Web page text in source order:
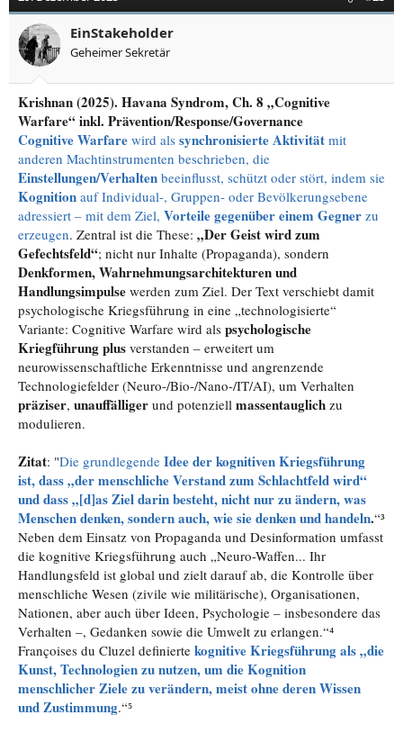
EinStakeholder
Geheimer Sekretär
Krishnan (2025). Havana Syndrom, Ch. 8 „Cognitive
Warfare“ inkl. Prävention/Response/Governance
Cognitive Warfare wird als synchronisierte Aktivität mit
anderen Machtinstrumenten beschrieben, die
Einstellungen/Verhalten beeinflusst, schützt oder stört, indem sie
Kognition auf Individual-, Gruppen- oder Bevölkerungsebene
adressiert – mit dem Ziel, Vorteile gegenüber einem Gegner zu
erzeugen. Zentral ist die These: „Der Geist wird zum
Gefechtsfeld“; nicht nur Inhalte (Propaganda), sondern
Denkformen, Wahrnehmungsarchitekturen und
Handlungsimpulse werden zum Ziel. Der Text verschiebt damit
psychologische Kriegsführung in eine „technologisierte“
Variante: Cognitive Warfare wird als psychologische
Kriegführung plus verstanden – erweitert um
neurowissenschaftliche Erkenntnisse und angrenzende
Technologiefelder (Neuro-/Bio-/Nano-/IT/AI), um Verhalten
präziser, unauffälliger und potenziell massentauglich zu
modulieren.
Zitat: "Die grundlegende Idee der kognitiven Kriegsführung
ist, dass„der menschliche Verstand zum Schlachtfeld wird“
und dass „[d]as Ziel darin besteht, nicht nur zu ändern, was
Menschen denken, sondern auch, wie sie denken und handeln.“³
Neben dem Einsatz von Propaganda und Desinformation umfasst
die kognitive Kriegsführung auch „Neuro-Waffen... Ihr
Handlungsfeld ist global und zielt darauf ab, die Kontrolle über
menschliche Wesen (zivile wie militärische), Organisationen,
Nationen, aber auch über Ideen, Psychologie – insbesondere das
Verhalten –, Gedanken sowie die Umwelt zu erlangen.“⁴
Françoises du Cluzel definierte kognitive Kriegsführung als „die
Kunst, Technologien zu nutzen, um die Kognition
menschlicher Ziele zu verändern, meist ohne deren Wissen
und Zustimmung.“⁵